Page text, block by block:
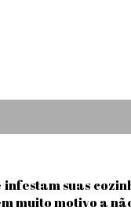
suas
muito motivo a